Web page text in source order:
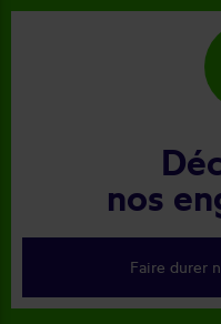
nos
Faire durer